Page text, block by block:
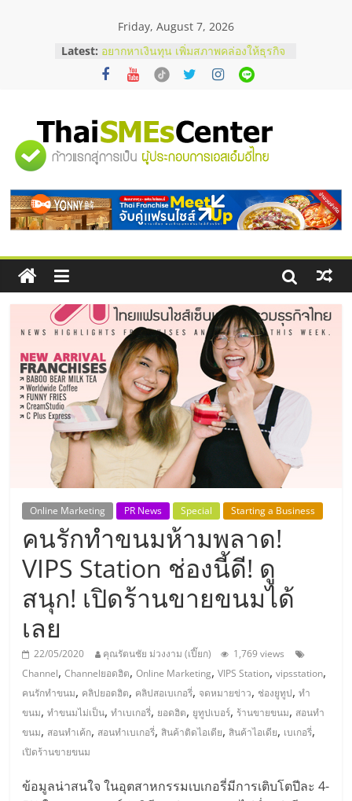
Friday, August 7, 2026
Latest: บริษัท Cybersecurity ในไทยที่ไหนดี?
วิธีเลือกผู้ให้บริการให้คุ้มค่าและตอบ
โจทย์ธุรกิจ
สัมมนาออนไลน์ โอกาสบริหารสถานี
บริการน้ำมัน Shell
สัมมนาลงทุน แฟรนไชส์ยอนนี่
ไชส์ ครั้งที่ 8
ร้านเครื่องเสียงคุณภาพสูง พร้อม
โซลูชันระบบภาพและเสียง
"ศูนย์
รวม
ข้อมูล
ธุรกิจ
SME
แห่ง
ประเทศไทย,
ThaiSMEsCenter,
รวม
ธุรกิจ
เอ
ส
เอ็
มอี
ไทย,
Online Marketing PR News Special Starting a Business
คนรักทำขนมห้ามพลาด!
VIPS Station ช่องนี้ดี! ดู
สนุก! เปิดร้านขายขนมได้
เลย
22/05/2020 คุณรัตนชัย ม่วงงาม (เปี๊ยก)
1,769 views
Channel,Channelยอดฮิต,Online Marketing,VIPS Station,vipsstation,
คนรักทำขนม, คลิปยอดฮิต, คลิปสอเบเกอรี่, จดหมายข่าว, ช่องยูทูป,ทำ
ขนม,ทำขนมไม่เป็น,ทำเบเกอรี่, ยอดฮิต, ยูทูปเบอร์, ร้านขายขนม, สอนทำ
ขนม, สอนทำเค้ก, สอนทำเบเกอรี่,สินค้าติดไอเดีย,สินค้าไอเดีย, เบเกอรี่,
เปิดร้านขายขนม
ข้อมูลน่าสนใจ ในอุตสาหกรรมเบเกอรี่มีการเติบโตปีละ 4-